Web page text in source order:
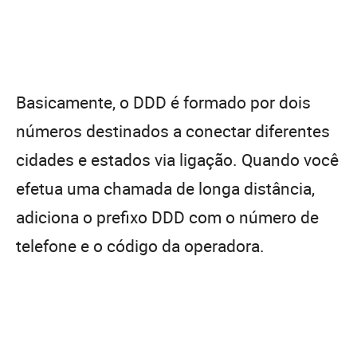
Basicamente, o DDD é formado por dois
números destinados a conectar diferentes
cidades e estados via ligação. Quando você
efetua uma chamada de longa distância,
adiciona o prefixo DDD com o número de
telefone e o código da operadora.